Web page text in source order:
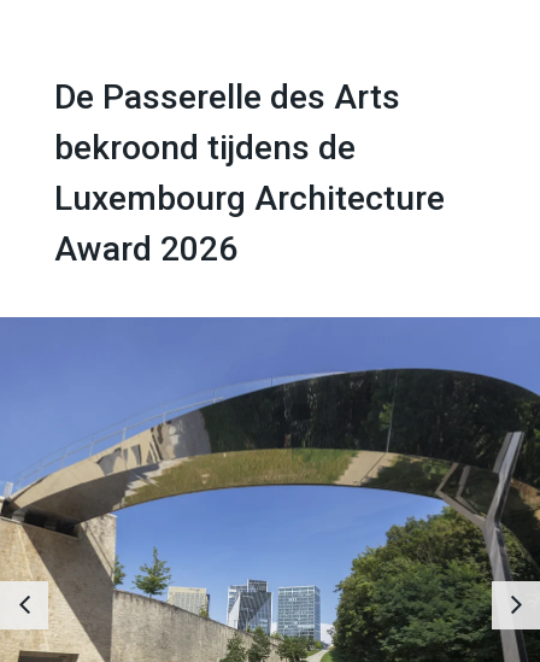
De Passerelle des Arts
bekroond tijdens de
Luxembourg Architecture
Award 2026